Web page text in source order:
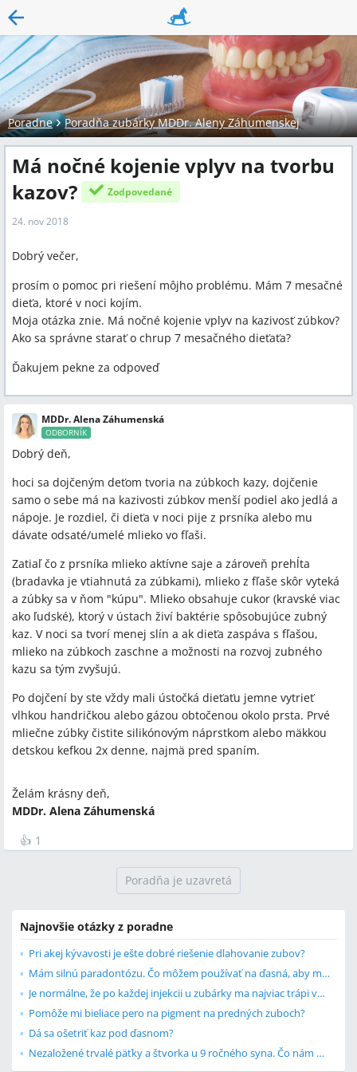
Poradne Poradňa zubárky MDDr. Aleny Záhumenskej
Má nočné kojenie vplyv na tvorbu
kazov?
Zodpovedané
24. nov 2018
Dobrý večer,
prosím o pomoc pri riešení môjho problému. Mám 7 mesačné
dieťa, ktoré v noci kojím.
Moja otázka znie. Má nočné kojenie vplyv na kazivosť zúbkov?
Ako sa správne starať o chrup 7 mesačného dieťaťa?
Ďakujem pekne za odpoveď
MDDr. Alena Záhumenská
ODBORNÍK
Dobrý deň,
hoci sa dojčeným deťom tvoria na zúbkoch kazy, dojčenie
samo o sebe má na kazivosti zúbkov menší podiel ako jedlá a
nápoje. Je rozdiel, či dieťa v noci pije z prsníka alebo mu
dávate odsaté/umelé mlieko vo fľaši.
Zatiaľ čo z prsníka mlieko aktívne saje a zároveň prehĺta
(bradavka je vtiahnutá za zúbkami), mlieko z fľaše skôr vyteká
a zúbky sa v ňom "kúpu". Mlieko obsahuje cukor (kravské viac
ako ľudské), ktorý v ústach živí baktérie spôsobujúce zubný
kaz. V noci sa tvorí menej slín a ak dieťa zaspáva s fľašou,
mlieko na zúbkoch zaschne a možnosti na rozvoj zubného
kazu sa tým zvyšujú.
Po dojčení by ste vždy mali ústočká dieťaťu jemne vytrieť
vlhkou handričkou alebo gázou obtočenou okolo prsta. Prvé
mliečne zúbky čistite silikónovým náprstkom alebo mäkkou
detskou kefkou 2x denne, najmä pred spaním.
Želám krásny deň,
MDDr. Alena Záhumenská
👍 1
Poradňa je uzavretá
Najnovšie otázky z poradne
Pri akej kývavosti je ešte dobré riešenie dlahovanie zubov?
Mám silnú paradontózu. Čo môžem používať na ďasná, aby ma neboleli?
Je normálne, že po každej injekcii u zubárky ma najviac trápi vpich po injekcii?
Pomôže mi bieliace pero na pigment na predných zuboch?
Dá sa ošetriť kaz pod ďasnom?
Nezaložené trvalé päťky a štvorka u 9 ročného syna. Čo nám odporúčate?